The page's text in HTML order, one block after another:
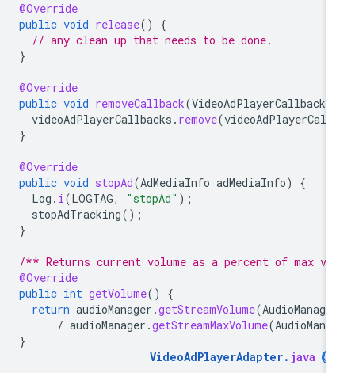
@Override
public void release ()
// any clean up that needs to be done.
@Override
public void removeCallback(VideoAdPlayerCallback
videoAdPlayerCallbacks.remove(
@Override
public void stopAd(AdMediaInfo adMediaInfo
Log.i(LOGTAG, "stopAd"
stopAdTracking
/** Returns current volume as a percent of max
@Override
public
int getVolume ()
return audioManager.getStreamVolume(
/ audioManager.getStreamMaxVolume(
VideoAdPlayerAdapter.java